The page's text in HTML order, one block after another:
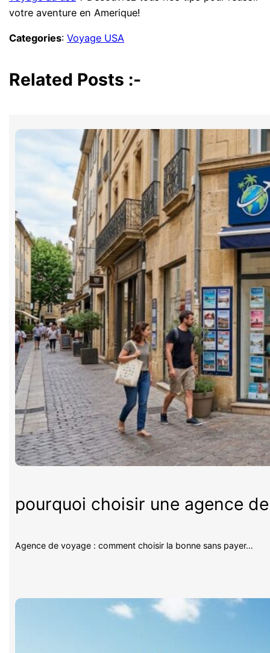
votre aventure en Amerique!
Categories:Voyage USA
Related Posts :-
pourquoi choisir une agence
Agence de voyage : comment choisir la bonne sans payer…